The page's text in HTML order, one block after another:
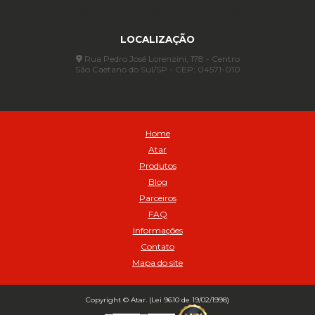
Assentador de Talão Pneu sem Câmara - Cod 01558
Automático para compressor 125 a 175 libras - Cod 02206
Avental de Raspa sem Emenda 1,2mt - Cod 01925
Balanceamento automatico SBBA - 282 pacote com 282g - Cod
Balanceamento Automático SBBA 113 Pacote com 113g - Cod 03197
Balanceamento Automático SBBA- 340 Pacote com 340g - Cod
BICO INF DUPLO LONGO CURVO 90 1295LC - cod 03631
Bico Inflador Duplo 300 mm - Cod 03245
LOCALIZAÇÃO
Rua Pedro José Lorenzini, 178 - Centro
São Caetano do Sul/SP - CEP: 04571-010
Home
Atar
Produtos
Blog
Parceiros
FAQ
Informações
Contato
Mapa do site
Copyright © Atar. (Lei 9610 de 19/02/1998)